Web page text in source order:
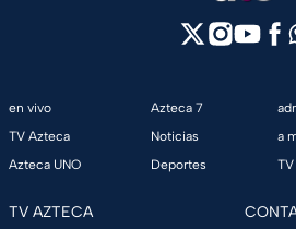
en vivo
TV Azteca
Azteca UNO
Azteca 7
Noticias
Deportes
a
TV AZTECA